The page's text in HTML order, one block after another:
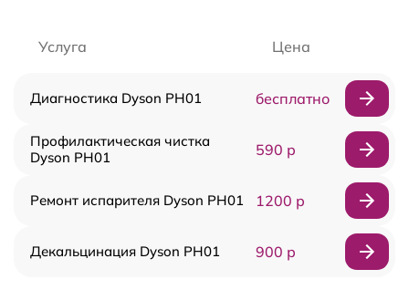
Услуга Цена
Диагностика Dyson PH01 бесплатно
Профилактическая чистка
Dyson PH01
590 р
Ремонт испарителя Dyson PH01 1200 р
Декальцинация Dyson PH01 900 р